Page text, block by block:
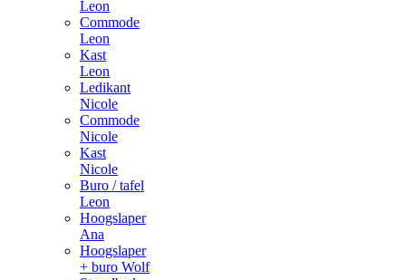
Leon
Commode
Leon
Kast
Leon
Ledikant
Nicole
Commode
Nicole
Kast
Nicole
Buro / tafel
Leon
Hoogslaper
Ana
Hoogslaper
+ buro Wolf